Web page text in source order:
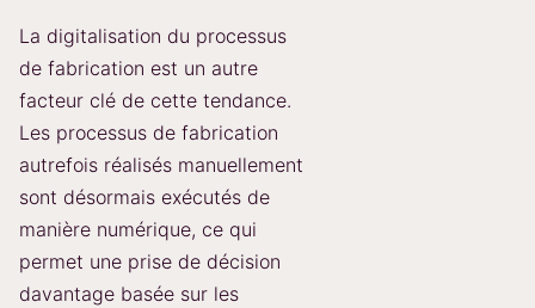
La digitalisation du processus
de fabrication est un autre
facteur clé de cette tendance.
Les processus de fabrication
autrefois réalisés manuellement
sont désormais exécutés de
manière numérique, ce qui
permet une prise de décision
davantage basée sur les